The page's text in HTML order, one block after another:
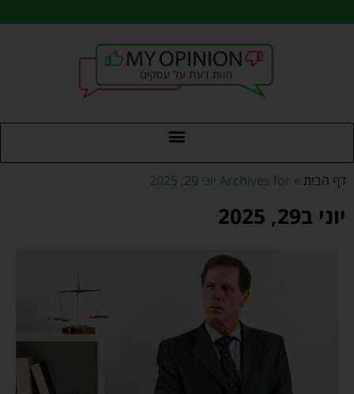
דף הבית » Archives for יוני 29, 2025
יוני ב29, 2025